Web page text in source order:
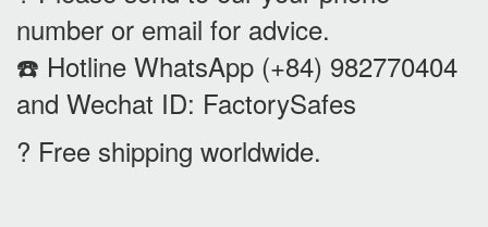
number or email for advice.
☎️ Hotline WhatsApp (+84) 982770404
and Wechat ID: FactorySafes
? Free shipping worldwide.